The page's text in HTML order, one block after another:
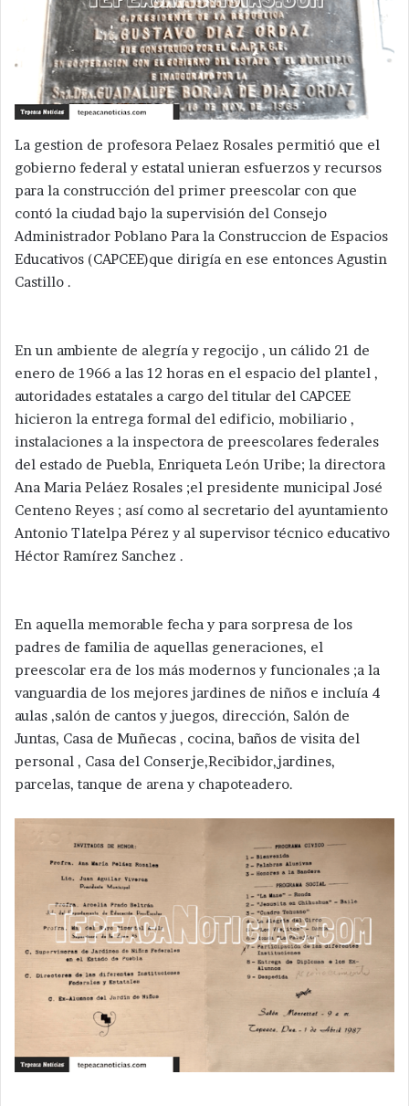
La gestion de profesora Pelaez Rosales permitió que el
gobierno federal y estatal unieran esfuerzos y recursos
para la construcción del primer preescolar con que
contó la ciudad bajo la supervisión del Consejo
Administrador Poblano Para la Construccion de Espacios
Educativos (CAPCEE)que dirigía en ese entonces Agustin
Castillo .
En un ambiente de alegría y regocijo , un cálido 21 de
enero de 1966 a las 12 horas en el espacio del plantel ,
autoridades estatales a cargo del titular del CAPCEE
hicieron la entrega formal del edificio, mobiliario ,
instalaciones a la inspectora de preescolares federales
del estado de Puebla, Enriqueta León Uribe; la directora
Ana Maria Peláez Rosales ;el presidente municipal José
Centeno Reyes ; así como al secretario del ayuntamiento
Antonio Tlatelpa Pérez y al supervisor técnico educativo
Héctor Ramírez Sanchez .
En aquella memorable fecha y para sorpresa de los
padres de familia de aquellas generaciones, el
preescolar era de los más modernos y funcionales ;a la
vanguardia de los mejores jardines de niños e incluía 4
aulas ,salón de cantos y juegos, dirección, Salón de
Juntas, Casa de Muñecas , cocina, baños de visita del
personal , Casa del Conserje,Recibidor,jardines,
parcelas, tanque de arena y chapoteadero.